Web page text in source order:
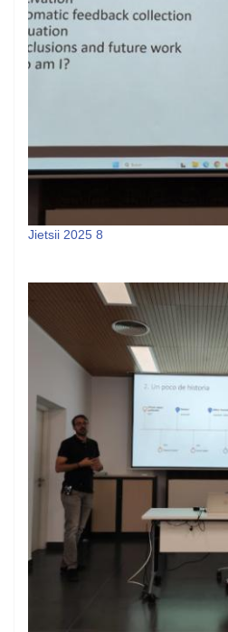
Jietsii 2025 8